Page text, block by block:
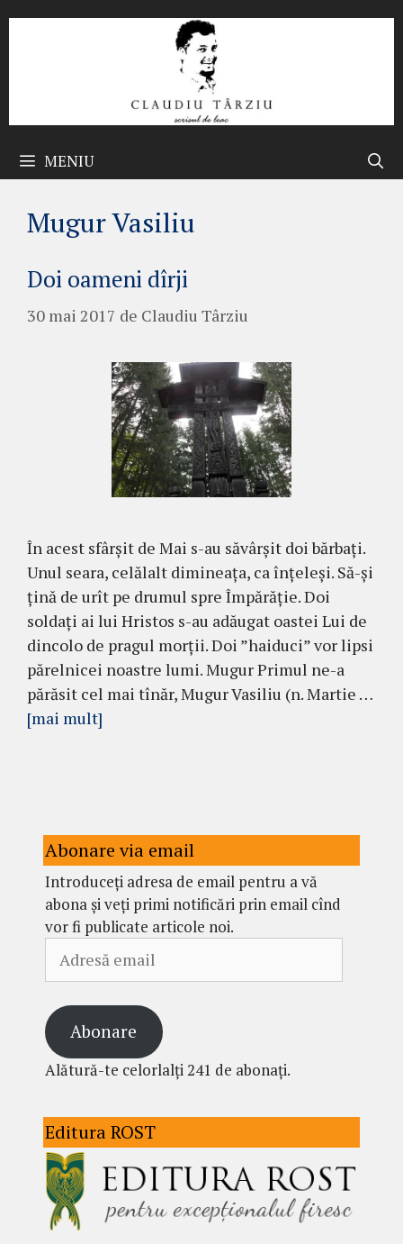
MENIU
Mugur Vasiliu
Doi oameni dîrji
30 mai 2017 de Claudiu Târziu
În acest sfârșit de Mai s-au săvârșit doi bărbați.
Unul seara, celălalt dimineața, ca înțeleși. Să-și
țină de urît pe drumul spre Împărăție. Doi
soldați ai lui Hristos s-au adăugat oastei Lui de
dincolo de pragul morții. Doi ”haiduci” vor lipsi
părelnicei noastre lumi. Mugur Primul ne-a
părăsit cel mai tînăr, Mugur Vasiliu (n. Martie …
[mai mult]
Abonare via email
Introduceți adresa de email pentru a vă
abona și veți primi notificări prin email cînd
vor fi publicate articole noi.
email
Abonare
Alătură-te celorlalți 241 de abonați.
Editura ROST